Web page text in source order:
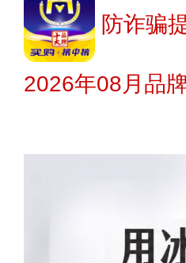
防诈骗
2026年08月品